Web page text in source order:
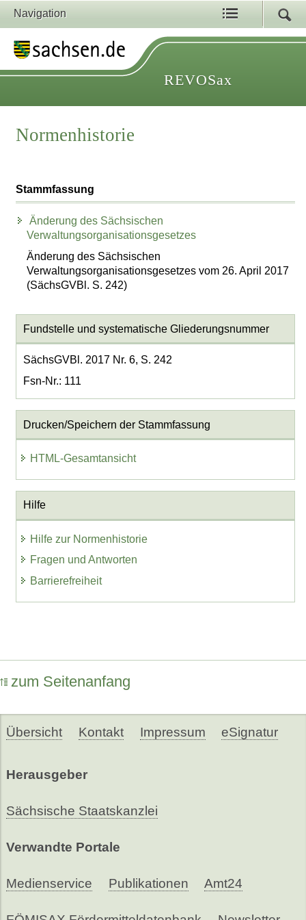
Navigation
REVOSax
Normenhistorie
Stammfassung
Änderung des Sächsischen
Verwaltungsorganisationsgesetzes
Änderung des Sächsischen
Verwaltungsorganisationsgesetzes vom 26. April 2017
(SächsGVBl. S. 242)
Fundstelle und systematische Gliederungsnummer
SächsGVBl. 2017 Nr. 6, S. 242
Fsn-Nr.: 111
Drucken/Speichern der Stammfassung
HTML-Gesamtansicht
Hilfe
Hilfe zur Normenhistorie
Fragen und Antworten
Barrierefreiheit
zum Seitenanfang
Übersicht Kontakt Impressum eSignatur
Herausgeber
Sächsische Staatskanzlei
Verwandte Portale
Medienservice Publikationen Amt24